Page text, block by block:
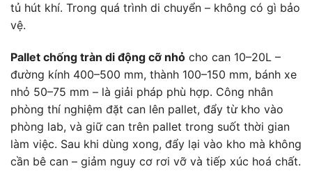
tủ hút khí. Trong quá trình di chuyển – không có gì bảo
vệ.
Pallet chống tràn di động cỡ nhỏ cho can 10–20L –
đường kính 400–500 mm, thành 100–150 mm, bánh xe
nhỏ 50–75 mm – là giải pháp phù hợp. Công nhân
phòng thí nghiệm đặt can lên pallet, đẩy từ kho vào
phòng lab, và giữ can trên pallet trong suốt thời gian
làm việc. Sau khi dùng xong, đẩy lại vào kho mà không
cần bê can – giảm nguy cơ rơi vỡ và tiếp xúc hoá chất.